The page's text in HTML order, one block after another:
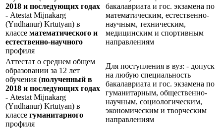
2018 и последующих годах
- Atestat Mijnakarg
(Yndhanur) Krtutyan) в
классе математического и
естественно-научного
профиля
бакалавриата и гос. экзамена по
математическим, естественно-
научным, техническим,
медицинским и спортивным
направлениям
Аттестат о среднем общем
образовании за 12 лет
обучения (полученный в
2018 и последующих годах
- Atestat Mijnakarg
(Yndhanur) Krtutyan) в
классе гуманитарного
профиля
Для поступления в вуз: - допуск
на любую специальность
бакалавриата и гос. экзамена по
гуманитарным, общественно-
научным, социологическим,
экономическим и творческим
направлениям